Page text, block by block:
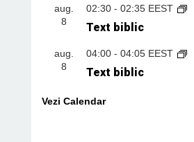
aug.
8
02:30- 02:35 EEST
Text biblic
aug.
8
04:00- 04:05 EEST
Text biblic
Vezi Calendar